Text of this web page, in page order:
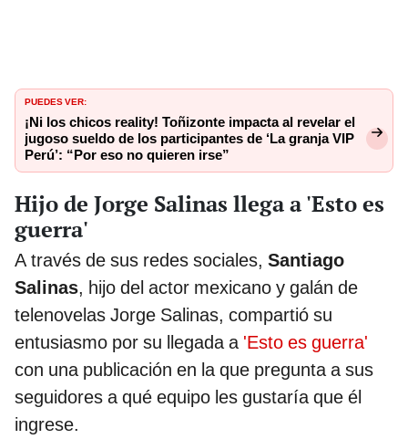
PUEDES VER:
¡Ni los chicos reality! Toñizonte impacta al revelar el
jugoso sueldo de los participantes de ‘La granja VIP
Perú’: “Por eso no quieren irse”
Hijo de Jorge Salinas llega a 'Esto es
guerra'
A través de sus redes sociales, Santiago
Salinas, hijo del actor mexicano y galán de
telenovelas Jorge Salinas, compartió su
entusiasmo por su llegada a 'Esto es guerra'
con una publicación en la que pregunta a sus
seguidores a qué equipo les gustaría que él
ingrese.